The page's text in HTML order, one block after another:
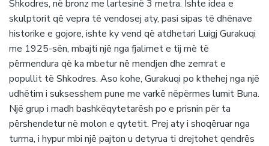
Shkodres, në bronz me lartesinë 3 metra. Ishte idea e
skulptorit që vepra të vendosej aty, pasi sipas të dhënave
historike e gojore, ishte ky vend që atdhetari Luigj Gurakuqi
me 1925-sën, mbajti një nga fjalimet e tij më të
përmendura që ka mbetur në mendjen dhe zemrat e
popullit të Shkodres. Aso kohe, Gurakuqi po kthehej nga një
udhëtim i suksesshem pune me varkë nëpërmes lumit Buna.
Një grup i madh bashkëqytetarësh po e prisnin për ta
përshendetur në molon e qytetit. Prej aty i shoqëruar nga
turma, i hypur mbi një pajton u detyrua ti drejtohet qendrës